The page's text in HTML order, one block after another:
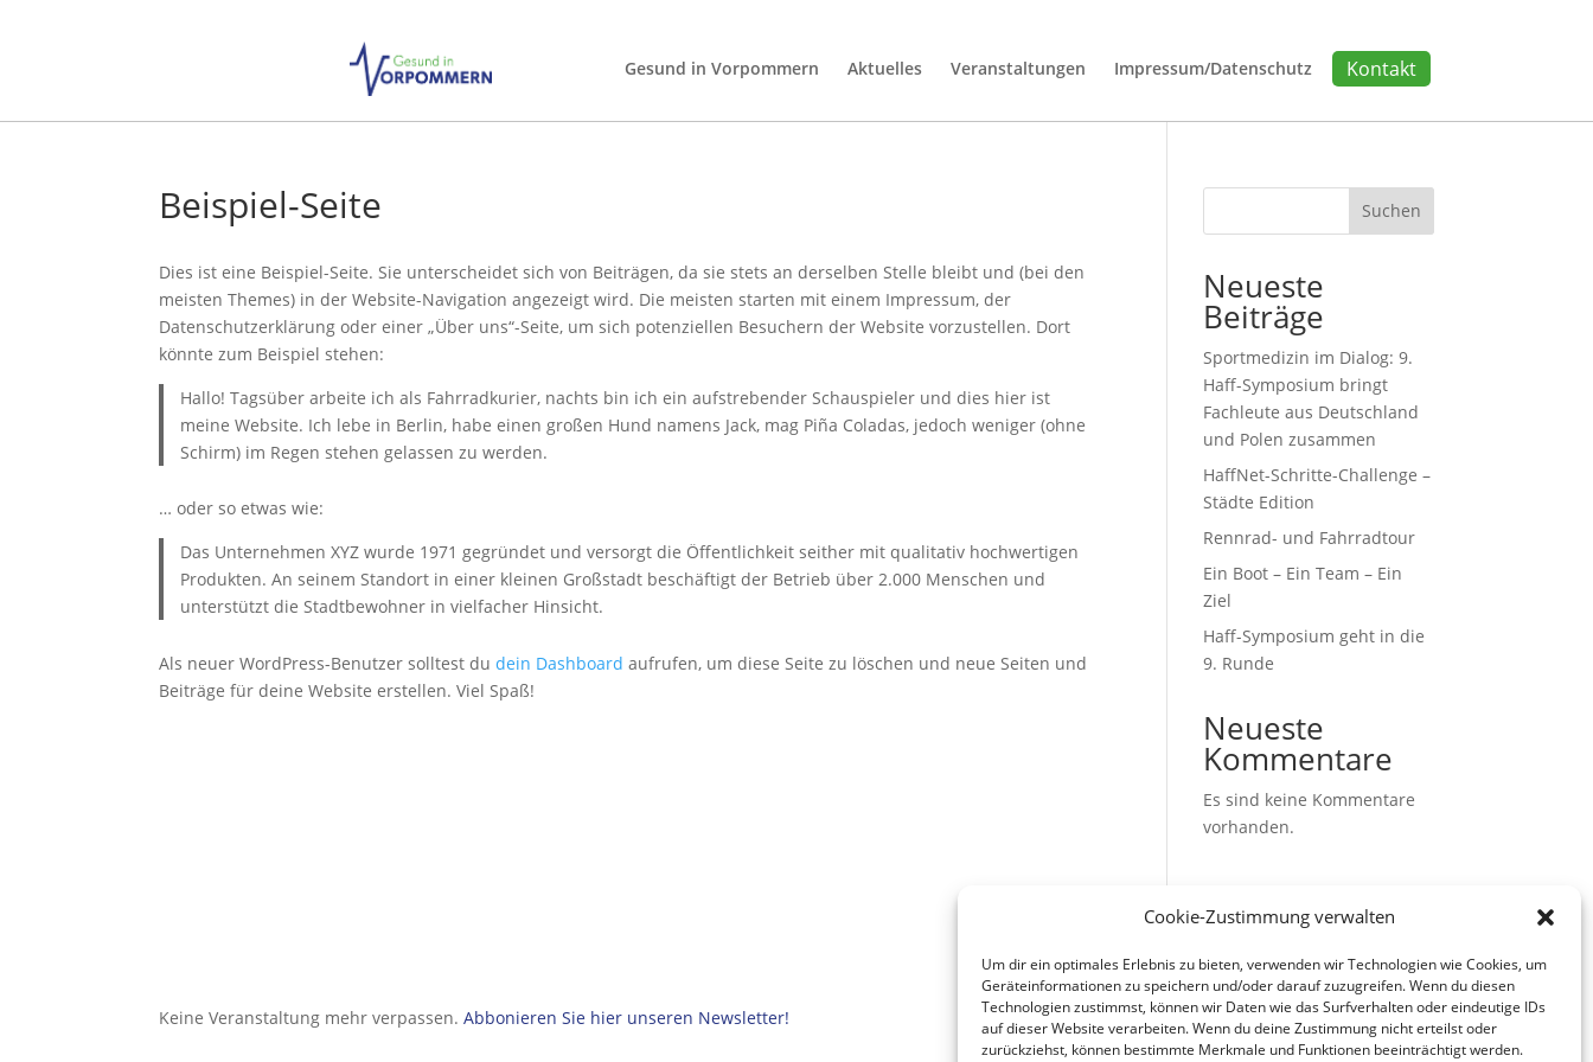
Cookie-Zustimmung verwalten
Um dir ein optimales Erlebnis zu bieten, verwenden wir Technologien wie Cookies, um
Geräteinformationen zu speichern und/oder darauf zuzugreifen. Wenn du diesen
Technologien zustimmst, können wir Daten wie das Surfverhalten oder eindeutige IDs
auf dieser Website verarbeiten. Wenn du deine Zustimmung nicht erteilst oder
zurückziehst, können bestimmte Merkmale und Funktionen beeinträchtigt werden.
Gesund in Vorpommern Aktuelles Veranstaltungen Impressum/Datenschutz Kontakt
Gesund in Vorpommern Aktuelles Veranstaltungen Impressum/Datenschutz Kontakt
Beispiel-Seite
Dies ist eine Beispiel-Seite. Sie unterscheidet sich von Beiträgen, da sie stets an derselben Stelle bleibt und (bei den
meisten Themes) in der Website-Navigation angezeigt wird. Die meisten starten mit einem Impressum, der
Datenschutzerklärung oder einer „Über uns“-Seite, um sich potenziellen Besuchern der Website vorzustellen. Dort
könnte zum Beispiel stehen:
Hallo! Tagsüber arbeite ich als Fahrradkurier, nachts bin ich ein aufstrebender Schauspieler und dies hier ist
meine Website. Ich lebe in Berlin, habe einen großen Hund namens Jack, mag Piña Coladas, jedoch weniger (ohne
Schirm) im Regen stehen gelassen zu werden.
… oder so etwas wie:
Das Unternehmen XYZ wurde 1971 gegründet und versorgt die Öffentlichkeit seither mit qualitativ hochwertigen
Produkten. An seinem Standort in einer kleinen Großstadt beschäftigt der Betrieb über 2.000 Menschen und
unterstützt die Stadtbewohner in vielfacher Hinsicht.
Als neuer WordPress-Benutzer solltest dudein Dashboard aufrufen, um diese Seite zu löschen und neue Seiten und
Beiträge für deine Website erstellen. Viel Spaß!
Suchen
Neueste
Beiträge
Sportmedizin im Dialog: 9.
Haff-Symposium bringt
Fachleute aus Deutschland
und Polen zusammen
HaffNet-Schritte-Challenge –
Städte Edition
Rennrad- und Fahrradtour
Ein Boot – Ein Team – Ein
Ziel
Haff-Symposium geht in die
9. Runde
Neueste
Kommentare
Es sind keine Kommentare
vorhanden.
Keine Veranstaltung mehr verpassen.Abbonieren Sie hier unseren Newsletter!